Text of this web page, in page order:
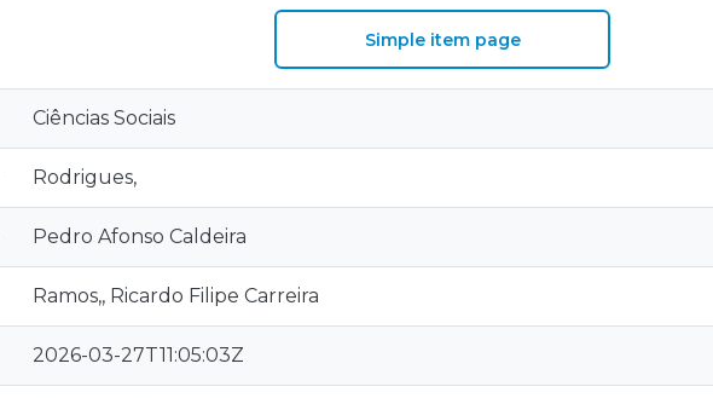
Simple item page
Ciências Sociais
Rodrigues,
Pedro Afonso Caldeira
Ramos,, Ricardo Filipe Carreira
2026-03-27T11:05:03Z